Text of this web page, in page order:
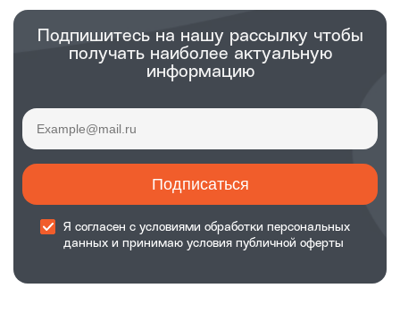
Подпишитесь на нашу рассылку чтобы
получать наиболее актуальную
информацию
Подписаться
Я согласен с условиями обработки персональных
данных и принимаю условия публичной оферты